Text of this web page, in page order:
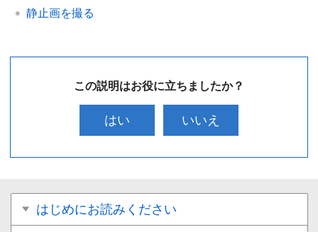
静止画を撮る
この説明はお役に立ちましたか？
はい いいえ
はじめにお読みください